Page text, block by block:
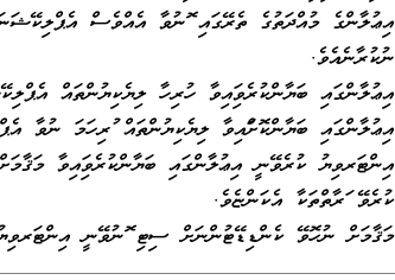
އިޢުލާންގެ މުއްދަތުގެ ތެރޭގައި ފޮނުވާ އެއްވެސް
ނުކުރާނެއެވެ.
އިޢުލާންގައި ބަޔާންކުރެވިފައިވާ ހުރިހާ ލިޔެކިޔުންތައް
އިޢުލާންގައި ބަޔާންކޮށްފައިވާ ލިޔެކިޔުންތައް ފުރިހަމަ ނުވާ
އިންޓަރވިޔު ކުރެވޭނީ އިޢުލާންގައި ބަޔާންކުރެވިފައިވާ
ކުރެވޭ ފަރާތްތަކާ އެކަންޏެވެ.
މަޤާމަށް ނުހޮވޭ ކެންޑިޑޭޓުންނަށް ސިޓި ފޮނުވޭނީ